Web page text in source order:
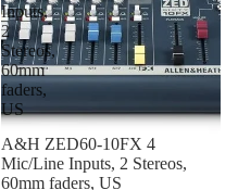
Inputs,
2
Stereos,
60mm
faders,
US
A&H ZED60-10FX 4
Mic/Line Inputs, 2 Stereos,
60mm faders, US